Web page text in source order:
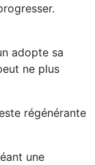
adopte sa
ne plus
régénérante
une